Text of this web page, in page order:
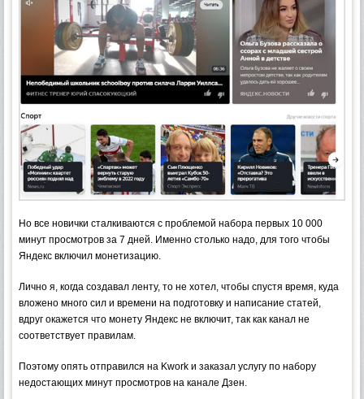
Но все новички сталкиваются с проблемой набора первых 10 000
минут просмотров за 7 дней. Именно столько надо, для того чтобы
Яндекс включил монетизацию.
Лично я, когда создавал ленту, то не хотел, чтобы спустя время, куда
вложено много сил и времени на подготовку и написание статей,
вдруг окажется что монету Яндекс не включит, так как канал не
соответствует правилам.
Поэтому опять отправился на Kwork и заказал услугу по набору
недостающих минут просмотров на канале Дзен.